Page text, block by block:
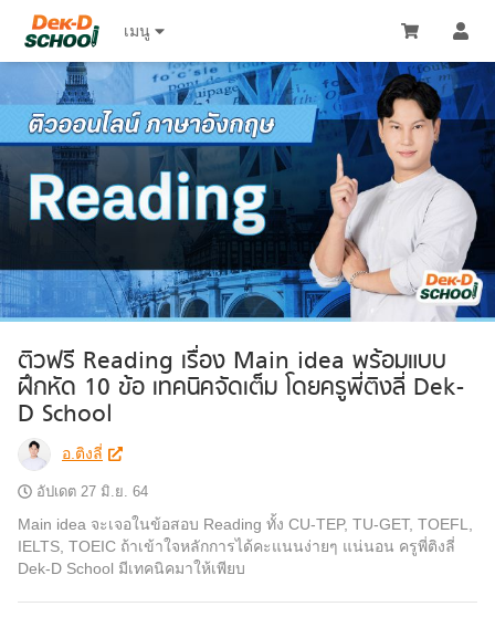
เมนู
ติวฟรี Reading เรื่อง Main idea พร้อมแบบ
ฝึกหัด 10 ข้อ เทคนิคจัดเต็ม โดยครูพี่ติงลี่ Dek-
D School
อ.ติงลี่
อัปเดต 27 มิ.ย. 64
Main idea จะเจอในข้อสอบ Reading ทั้ง CU-TEP, TU-GET, TOEFL,
IELTS, TOEIC ถ้าเข้าใจหลักการได้คะแนนง่ายๆ แน่นอน ครูพี่ติงลี่
Dek-D School มีเทคนิคมาให้เพียบ